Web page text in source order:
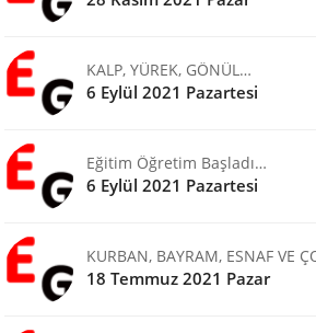
KALP, YÜREK, GÖNÜL…
6 Eylül 2021 Pazartesi
Eğitim Öğretim Başladı…
6 Eylül 2021 Pazartesi
KURBAN, BAYRAM, ESNAF VE
18 Temmuz 2021 Pazar